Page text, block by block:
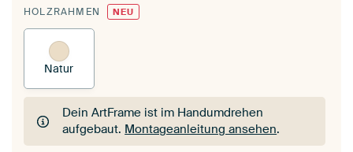
HOLZRAHMEN NEU
Natur
Dein ArtFrame ist im Handumdrehen
aufgebaut. Montageanleitung ansehen.